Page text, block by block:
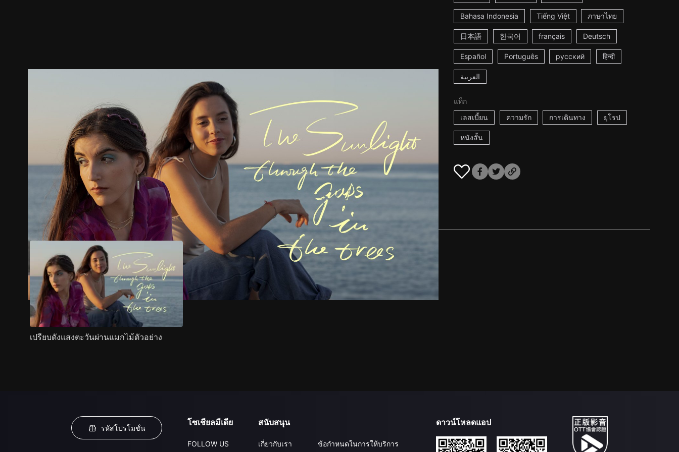
Bahasa Indonesia Tiếng Việt ภาษาไทย
日本語 한국어 français Deutsch
Español Português русский हिन्दी
العربية
แท็ก
เลสเบี้ยน
ความรัก การเดินทาง ยุโรป
หนังสั้น
ตัวอย่าง ภาพนิ่ง เนื้อหาที่แนะนำ รายละเอียด
เปรียบดังแสงตะวันผ่านแมกไม้ตัวอย่าง
รหัสโปรโมชั่น
โซเชียลมีเดีย
FOLLOW US
สนับสนุน
เกี่ยวกับเรา ข้อกำหนดในการให้บริการ
ดาวน์โหลดแอป